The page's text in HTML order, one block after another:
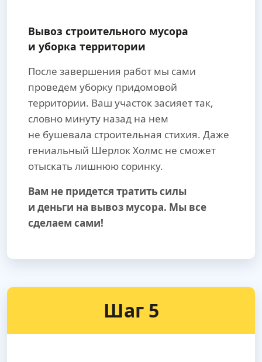
Вывоз строительного мусора
и уборка территории
После завершения работ мы сами
проведем уборку придомовой
территории. Ваш участок засияет так,
словно минуту назад на нем
не бушевала строительная стихия. Даже
гениальный Шерлок Холмс не сможет
отыскать лишнюю соринку.
Вам не придется тратить силы
и деньги на вывоз мусора. Мы все
сделаем сами!
Шаг 5